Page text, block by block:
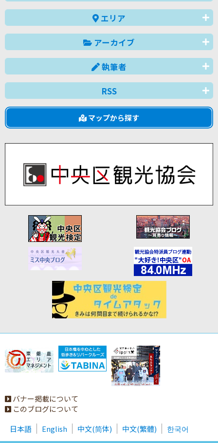
エリア
アーカイブ
執筆者
RSS
マップから探す
バナー掲載について
このブログについて
日本語
English 中文(简体) 中文(繁體) 한국어